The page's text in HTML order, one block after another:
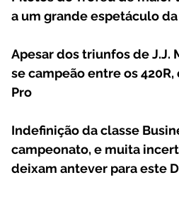
a um grande espetáculo
Apesar dos triunfos de J.J.
se campeão entre os
Pro
Indefinição da classe
campeonato, e muita
deixam antever para este